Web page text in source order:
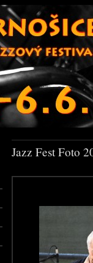
Jazz Fest Foto